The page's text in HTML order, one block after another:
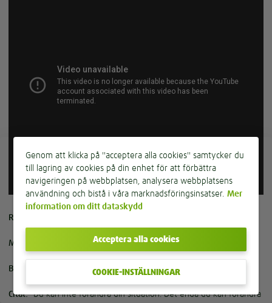
Regisserad av:
Medverkar: Joseph Gordon-Levitt, Seth Rogan, Anna Kendrick
Betyg:
Citat:”Du kan inte förändra din situation. Det enda du kan förändra
Genom att klicka på "acceptera alla cookies" samtycker du
till lagring av cookies på din enhet för att förbättra
navigeringen på webbplatsen, analysera webbplatsens
användning och bistå i våra marknadsföringsinsatser. Mer
information om ditt dataskydd
Acceptera alla cookies
COOKIE-INSTÄLLNINGAR